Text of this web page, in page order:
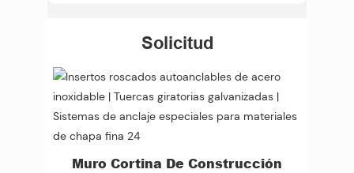
Solicitud
Muro Cortina De Construcción